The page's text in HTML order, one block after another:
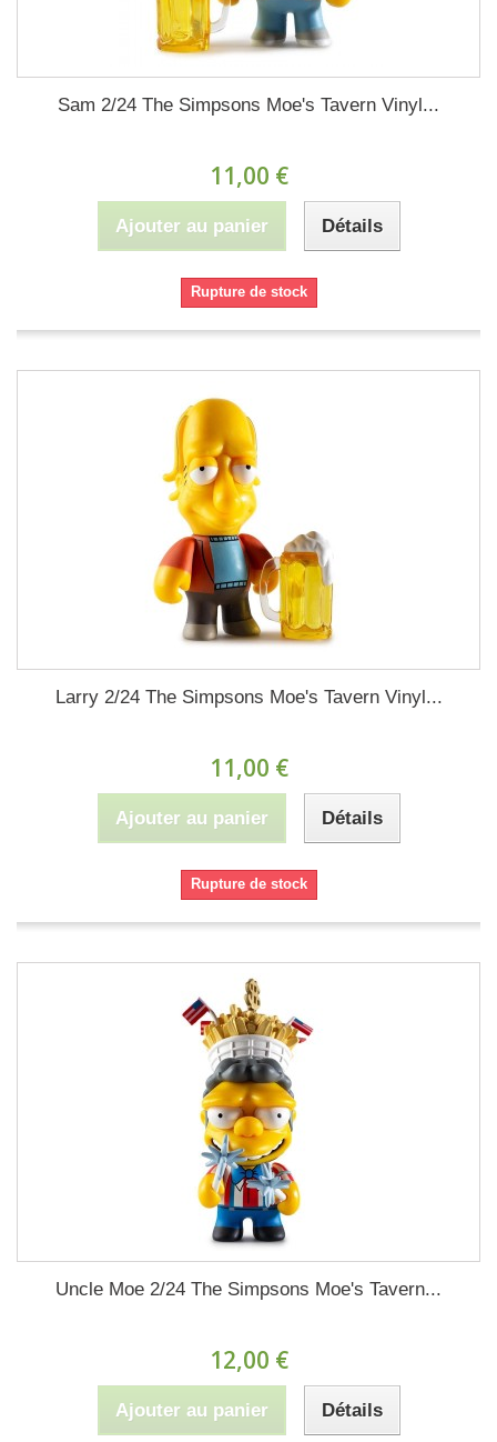
Sam 2/24 The Simpsons Moe's Tavern Vinyl...
11,00 €
Ajouter au panier Détails
Rupture de stock
Larry 2/24 The Simpsons Moe's Tavern Vinyl...
11,00 €
Ajouter au panier Détails
Rupture de stock
Uncle Moe 2/24 The Simpsons Moe's Tavern...
12,00 €
Ajouter au panier Détails